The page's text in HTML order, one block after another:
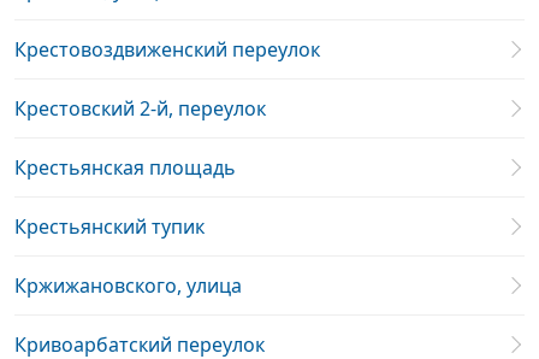
Крестовоздвиженский переулок
Крестовский 2-й, переулок
Крестьянская площадь
Крестьянский тупик
Кржижановского, улица
Кривоарбатский переулок